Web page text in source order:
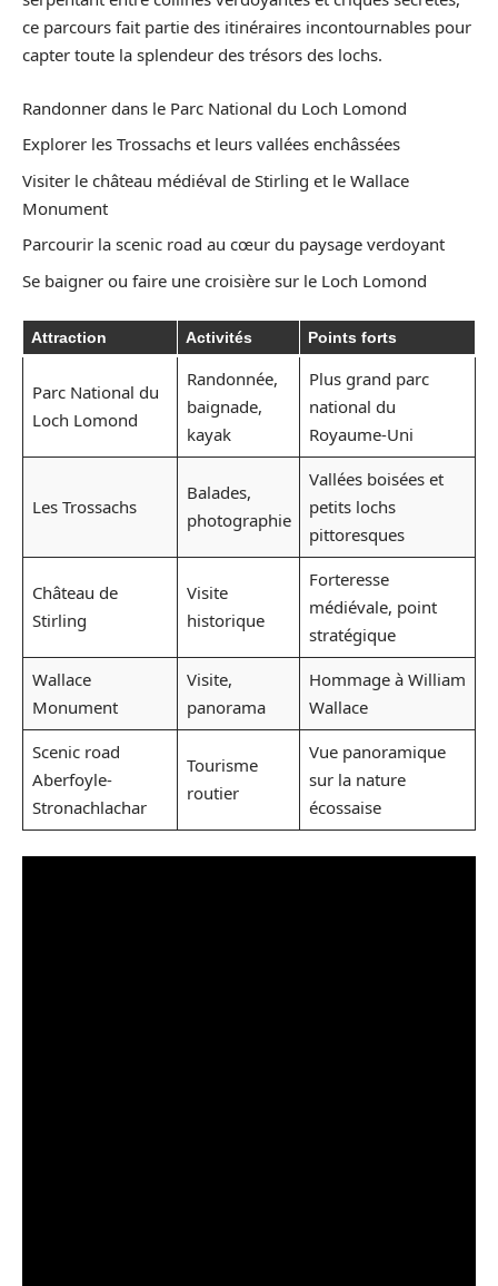
ce parcours fait partie des itinéraires incontournables pour
capter toute la splendeur des trésors des lochs.
Randonner dans le Parc National du Loch Lomond
Explorer les Trossachs et leurs vallées enchâssées
Visiter le château médiéval de Stirling et le Wallace
Monument
Parcourir la scenic road au cœur du paysage verdoyant
Se baigner ou faire une croisière sur le Loch Lomond
Attraction Activités Points forts
Parc National du
Loch Lomond
Randonnée,
baignade,
kayak
Plus grand parc
national du
Royaume-Uni
Les Trossachs
Balades,
photographie
Vallées boisées et
petits lochs
pittoresques
Château de
Stirling
Visite
historique
Forteresse
médiévale, point
stratégique
Wallace
Monument
Visite,
panorama
Hommage à William
Wallace
Scenic road
Aberfoyle-
Stronachlachar
Tourisme
routier
Vue panoramique
sur la nature
écossaise